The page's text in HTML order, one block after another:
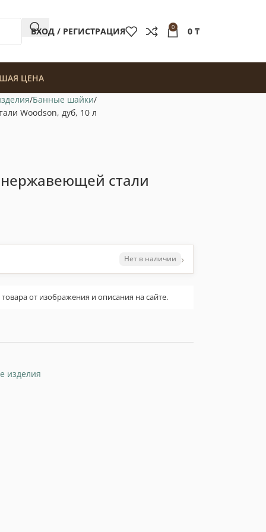
ВХОД / РЕГИСТРАЦИЯ 0 0 ₸
ЦЕНА
Банные шайки
Woodson, дуб, 10 л
стали
Нет в наличии ›
от изображения и описания на сайте.
изделия